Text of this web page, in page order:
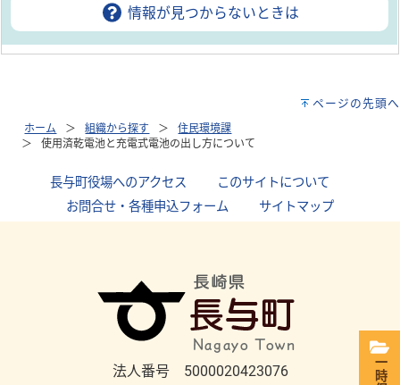
情報が見つからないときは
ページの先頭へ
ホーム 組織から探す
住民環境課
使用済乾電池と充電式電池の出し方について
長与町役場へのアクセス このサイトについて
お問合せ・各種申込フォーム
サイトマップ
法人番号 5000020423076